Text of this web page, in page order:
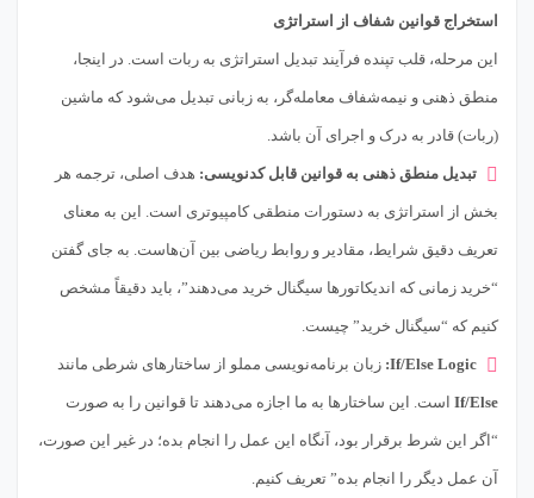
استخراج قوانین شفاف از استراتژی
این مرحله، قلب تپنده فرآیند تبدیل استراتژی به ربات است. در اینجا،
منطق ذهنی و نیمه‌شفاف معامله‌گر، به زبانی تبدیل می‌شود که ماشین
(ربات) قادر به درک و اجرای آن باشد.
تبدیل منطق ذهنی به قوانین قابل کدنویسی: هدف اصلی، ترجمه هر
بخش از استراتژی به دستورات منطقی کامپیوتری است. این به معنای
تعریف دقیق شرایط، مقادیر و روابط ریاضی بین آن‌هاست. به جای گفتن
“خرید زمانی که اندیکاتورها سیگنال خرید می‌دهند”، باید دقیقاً مشخص
کنیم که “سیگنال خرید” چیست.
If/Else Logic: زبان برنامه‌نویسی مملو از ساختارهای شرطی مانند
If/Else است. این ساختارها به ما اجازه می‌دهند تا قوانین را به صورت
“اگر این شرط برقرار بود، آنگاه این عمل را انجام بده؛ در غیر این صورت،
آن عمل دیگر را انجام بده” تعریف کنیم.